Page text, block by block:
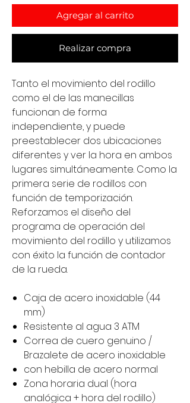
Agregar al carrito
Realizar compra
Tanto el movimiento del rodillo
como el de las manecillas
funcionan de forma
independiente, y puede
preestablecer dos ubicaciones
diferentes y ver la hora en ambos
lugares simultáneamente. Como la
primera serie de rodillos con
función de temporización.
Reforzamos el diseño del
programa de operación del
movimiento del rodillo y utilizamos
con éxito la función de contador
de la rueda.
Caja de acero inoxidable (44
mm)
Resistente al agua 3 ATM
Correa de cuero genuino /
Brazalete de acero inoxidable
con hebilla de acero normal​
Zona horaria dual (hora
analógica + hora del rodillo)